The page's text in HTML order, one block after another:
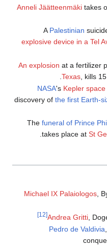
Anneli Jäätteenmäkitakes
Palestinian
explosive device in a Tel
An explosion at a fertilizer
Texas, kills
NASA's Kepler
discovery of the first Earth-
funeral of Prince
takes place at St
.
Michael IX Palaiologos,
Andrea Gritti,
[12]
Pedro de Valdivia